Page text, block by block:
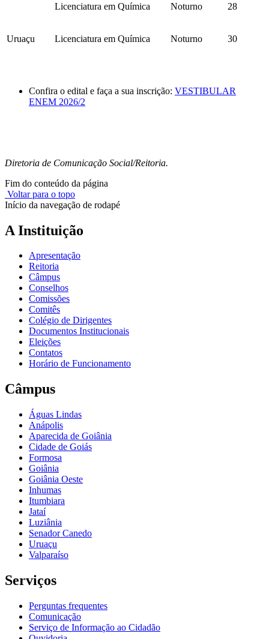
Licenciatura em Química Noturno 28
Uruaçu Licenciatura em Química Noturno 30
Confira o edital e faça a sua inscrição: VESTIBULAR
ENEM 2026/2
Diretoria de Comunicação Social/Reitoria.
Fim do conteúdo da página
Voltar para o topo
Início da navegação de rodapé
A Instituição
Apresentação
Reitoria
Câmpus
Conselhos
Comissões
Comitês
Colégio de Dirigentes
Documentos Institucionais
Eleições
Contatos
Horário de Funcionamento
Câmpus
Águas Lindas
Anápolis
Aparecida de Goiânia
Cidade de Goiás
Formosa
Goiânia
Goiânia Oeste
Inhumas
Itumbiara
Jataí
Luziânia
Senador Canedo
Uruaçu
Valparaíso
Serviços
Perguntas frequentes
Comunicação
Serviço de Informação ao Cidadão